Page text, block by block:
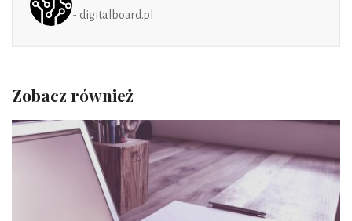
- digitalboard.pl
Zobacz również